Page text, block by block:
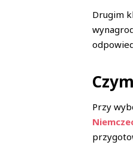
Drugim
Przy